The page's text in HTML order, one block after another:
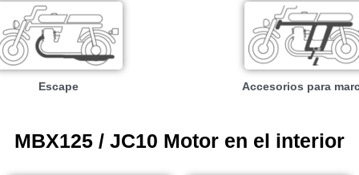
Escape Accesorios para
MBX125 / JC10 Motor en el interior